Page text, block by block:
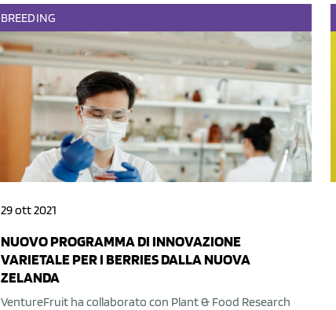
BREEDING
29 ott 2021
NUOVO PROGRAMMA DI INNOVAZIONE
VARIETALE PER I BERRIES DALLA NUOVA
ZELANDA
VentureFruit ha collaborato con Plant & Food Research